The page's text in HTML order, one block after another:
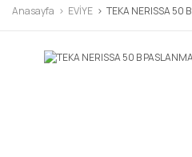
Anasayfa EVİYE TEKA NERISSA 50